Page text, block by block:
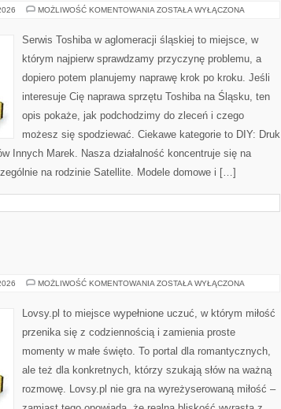
MOŻLIWOŚĆ KOMENTOWANIA SERWIS
KLAWIATURY
ZOSTAŁA WYŁĄCZONA
Serwis Toshiba w aglomeracji śląskiej to miejsce, w
którym najpierw sprawdzamy przyczynę problemu, a
dopiero potem planujemy naprawę krok po kroku. Jeśli
interesuje Cię naprawa sprzętu Toshiba na Śląsku, ten
opis pokaże, jak podchodzimy do zleceń i czego
możesz się spodziewać. Ciekawe kategorie to DIY: Druk
Innych Marek. Nasza działalność koncentruje się na
na rodzinie Satellite. Modele domowe i […]
MOŻLIWOŚĆ KOMENTOWANIA WDZIĘCZNOŚĆ
ZOSTAŁA WYŁĄCZONA
Lovsy.pl to miejsce wypełnione uczuć, w którym miłość
przenika się z codziennością i zamienia proste
momenty w małe święto. To portal dla romantycznych,
ale też dla konkretnych, którzy szukają słów na ważną
rozmowę. Lovsy.pl nie gra na wyreżyserowaną miłość –